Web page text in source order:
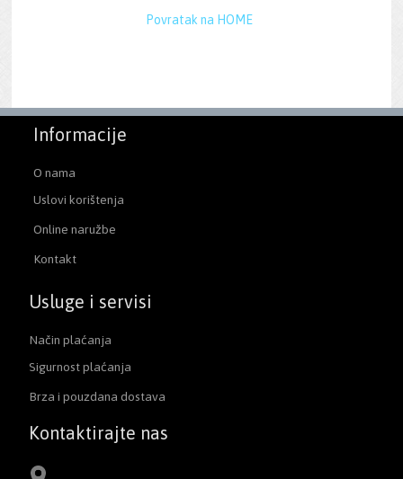
Povratak na HOME
Informacije
O nama
Uslovi korištenja
Online naružbe
Kontakt
Usluge i servisi
Način plaćanja
Sigurnost plaćanja
Brza i pouzdana dostava
Kontaktirajte nas